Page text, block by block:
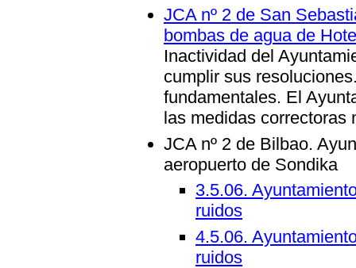
JCA nº 2 de San
bombas de agua de
Inactividad del
cumplir sus
fundamentales. El
las medidas correctoras
JCA nº 2 de Bilbao.
aeropuerto de Sondika
3.5.06.
ruidos
4.5.06.
ruidos